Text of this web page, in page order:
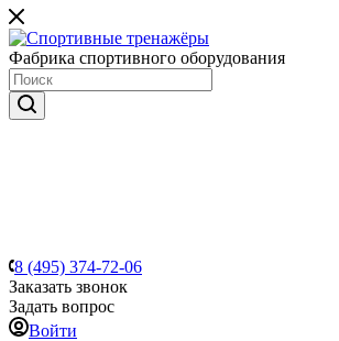
Фабрика спортивного оборудования
8 (495) 374-72-06
Заказать звонок
Задать вопрос
Войти